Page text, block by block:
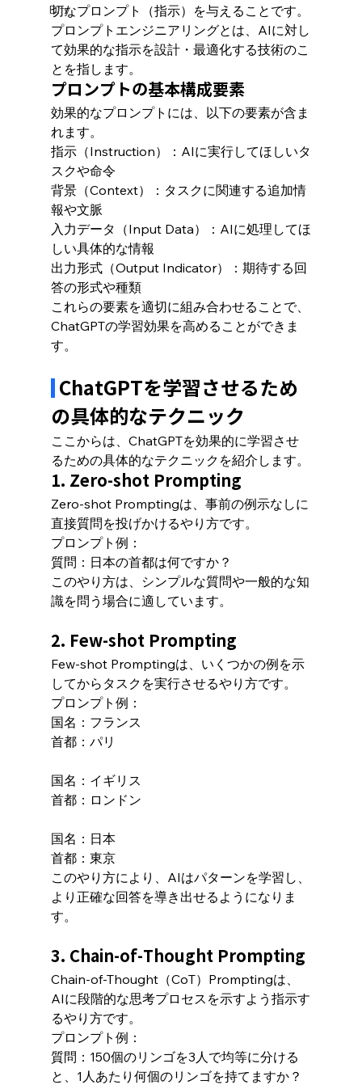
Dify
切なプロンプト（指示）を与えることです。
プロンプトエンジニアリングとは、AIに対し
て効果的な指示を設計・最適化する技術のこ
とを指します。
プロンプトの基本構成要素
効果的なプロンプトには、以下の要素が含ま
れます。
指示（Instruction）：AIに実行してほしいタ
スクや命令
背景（Context）：タスクに関連する追加情
報や文脈
入力データ（Input Data）：AIに処理してほ
しい具体的な情報
出力形式（Output Indicator）：期待する回
答の形式や種類
これらの要素を適切に組み合わせることで、
ChatGPTの学習効果を高めることができま
す。
ChatGPTを学習させるため
の具体的なテクニック
ここからは、ChatGPTを効果的に学習させ
るための具体的なテクニックを紹介します。
1. Zero-shot Prompting
Zero-shot Promptingは、事前の例示なしに
直接質問を投げかけるやり方です。
プロンプト例：
質問：日本の首都は何ですか？
このやり方は、シンプルな質問や一般的な知
識を問う場合に適しています。
2. Few-shot Prompting
Few-shot Promptingは、いくつかの例を示
してからタスクを実行させるやり方です。
プロンプト例：
国名：フランス
首都：パリ
国名：イギリス
首都：ロンドン
国名：日本
首都：東京
このやり方により、AIはパターンを学習し、
より正確な回答を導き出せるようになりま
す。
3. Chain-of-Thought Prompting
Chain-of-Thought（CoT）Promptingは、
AIに段階的な思考プロセスを示すよう指示す
るやり方です。
プロンプト例：
質問：150個のリンゴを3人で均等に分ける
と、1人あたり何個のリンゴを持てますか？